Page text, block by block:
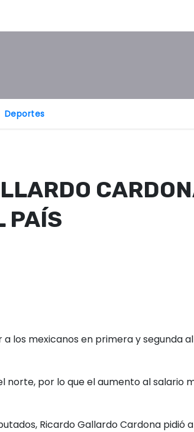
Deportes
PAÍS
los mexicanos en primera y segunda al
norte, por lo que el aumento al salario
Ricardo Gallardo Cardona pidió